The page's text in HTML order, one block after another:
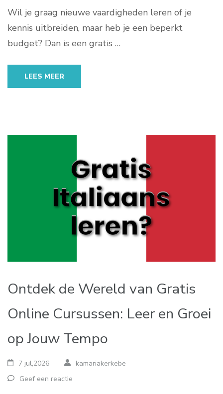
Wil je graag nieuwe vaardigheden leren of je
kennis uitbreiden, maar heb je een beperkt
budget? Dan is een gratis …
LEES MEER
Ontdek de Wereld van Gratis
Online Cursussen: Leer en Groei
op Jouw Tempo
7 jul,2026
kamariakerkebe
Geef een reactie